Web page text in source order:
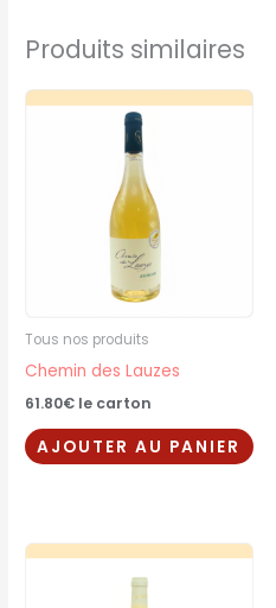
Produits similaires
Tous nos produits
Chemin des Lauzes
61.80€ le carton
AJOUTER AU PANIER